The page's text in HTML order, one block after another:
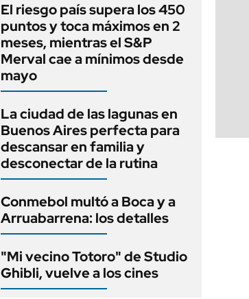
El riesgo país supera los 450
puntos y toca máximos en 2
meses, mientras el S&P
Merval cae a mínimos desde
mayo
La ciudad de las lagunas en
Buenos Aires perfecta para
descansar en familia y
desconectar de la rutina
Conmebol multó a Boca y a
Arruabarrena: los detalles
"Mi vecino Totoro" de Studio
Ghibli, vuelve a los cines